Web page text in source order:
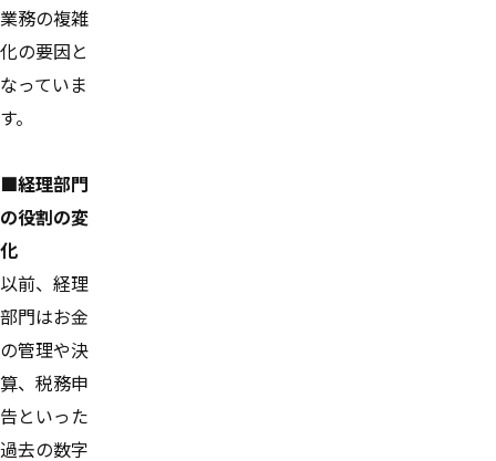
業務の複雑
化の要因と
なっていま
す。
■経理部門
の役割の変
化
以前、経理
部門はお金
の管理や決
算、税務申
告といった
過去の数字